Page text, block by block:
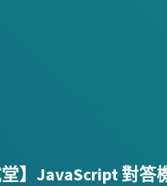
】JavaScript 對答